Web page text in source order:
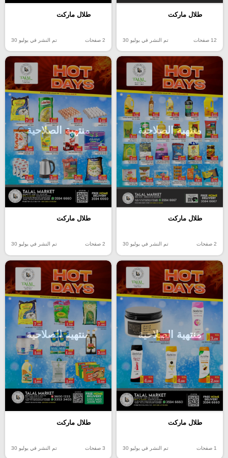
طلال ماركت
12 صفحات تم النشر في يوليو 30
طلال ماركت
2 صفحات تم النشر في يوليو 30
منتهية الصلاحية
طلال ماركت
2 صفحات تم النشر في يوليو 30
منتهية الصلاحية
طلال ماركت
2 صفحات تم النشر في يوليو 30
منتهية الصلاحية
طلال ماركت
1 صفحات تم النشر في يوليو 30
منتهية الصلاحية
طلال ماركت
3 صفحات تم النشر في يوليو 30